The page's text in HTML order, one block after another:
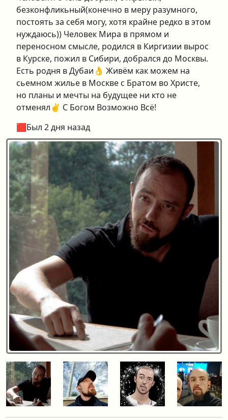
безконфликьный(конечно в меру разумного,
постоять за себя могу, хотя крайне редко в этом
нуждаюсь)) Человек Мира в прямом и
переносном смысле, родился в Киргизии вырос
в Курске, пожил в Сибири, добрался до Москвы.
Есть родня в Дубаи👌 Живём как можем на
сьемном жилье в Москве с Братом во Христе,
но планы и мечты на будущее ни кто не
отменял✌️ С Богом Возможно Всё!
🟥Был 2 дня назад